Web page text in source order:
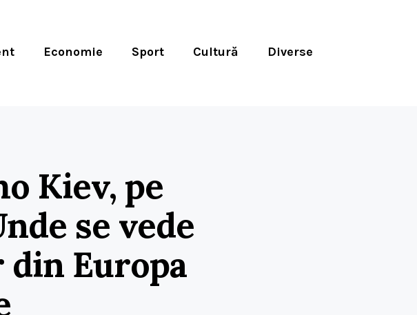
Economie Sport Cultură Diverse
Kiev, pe
se vede
Europa